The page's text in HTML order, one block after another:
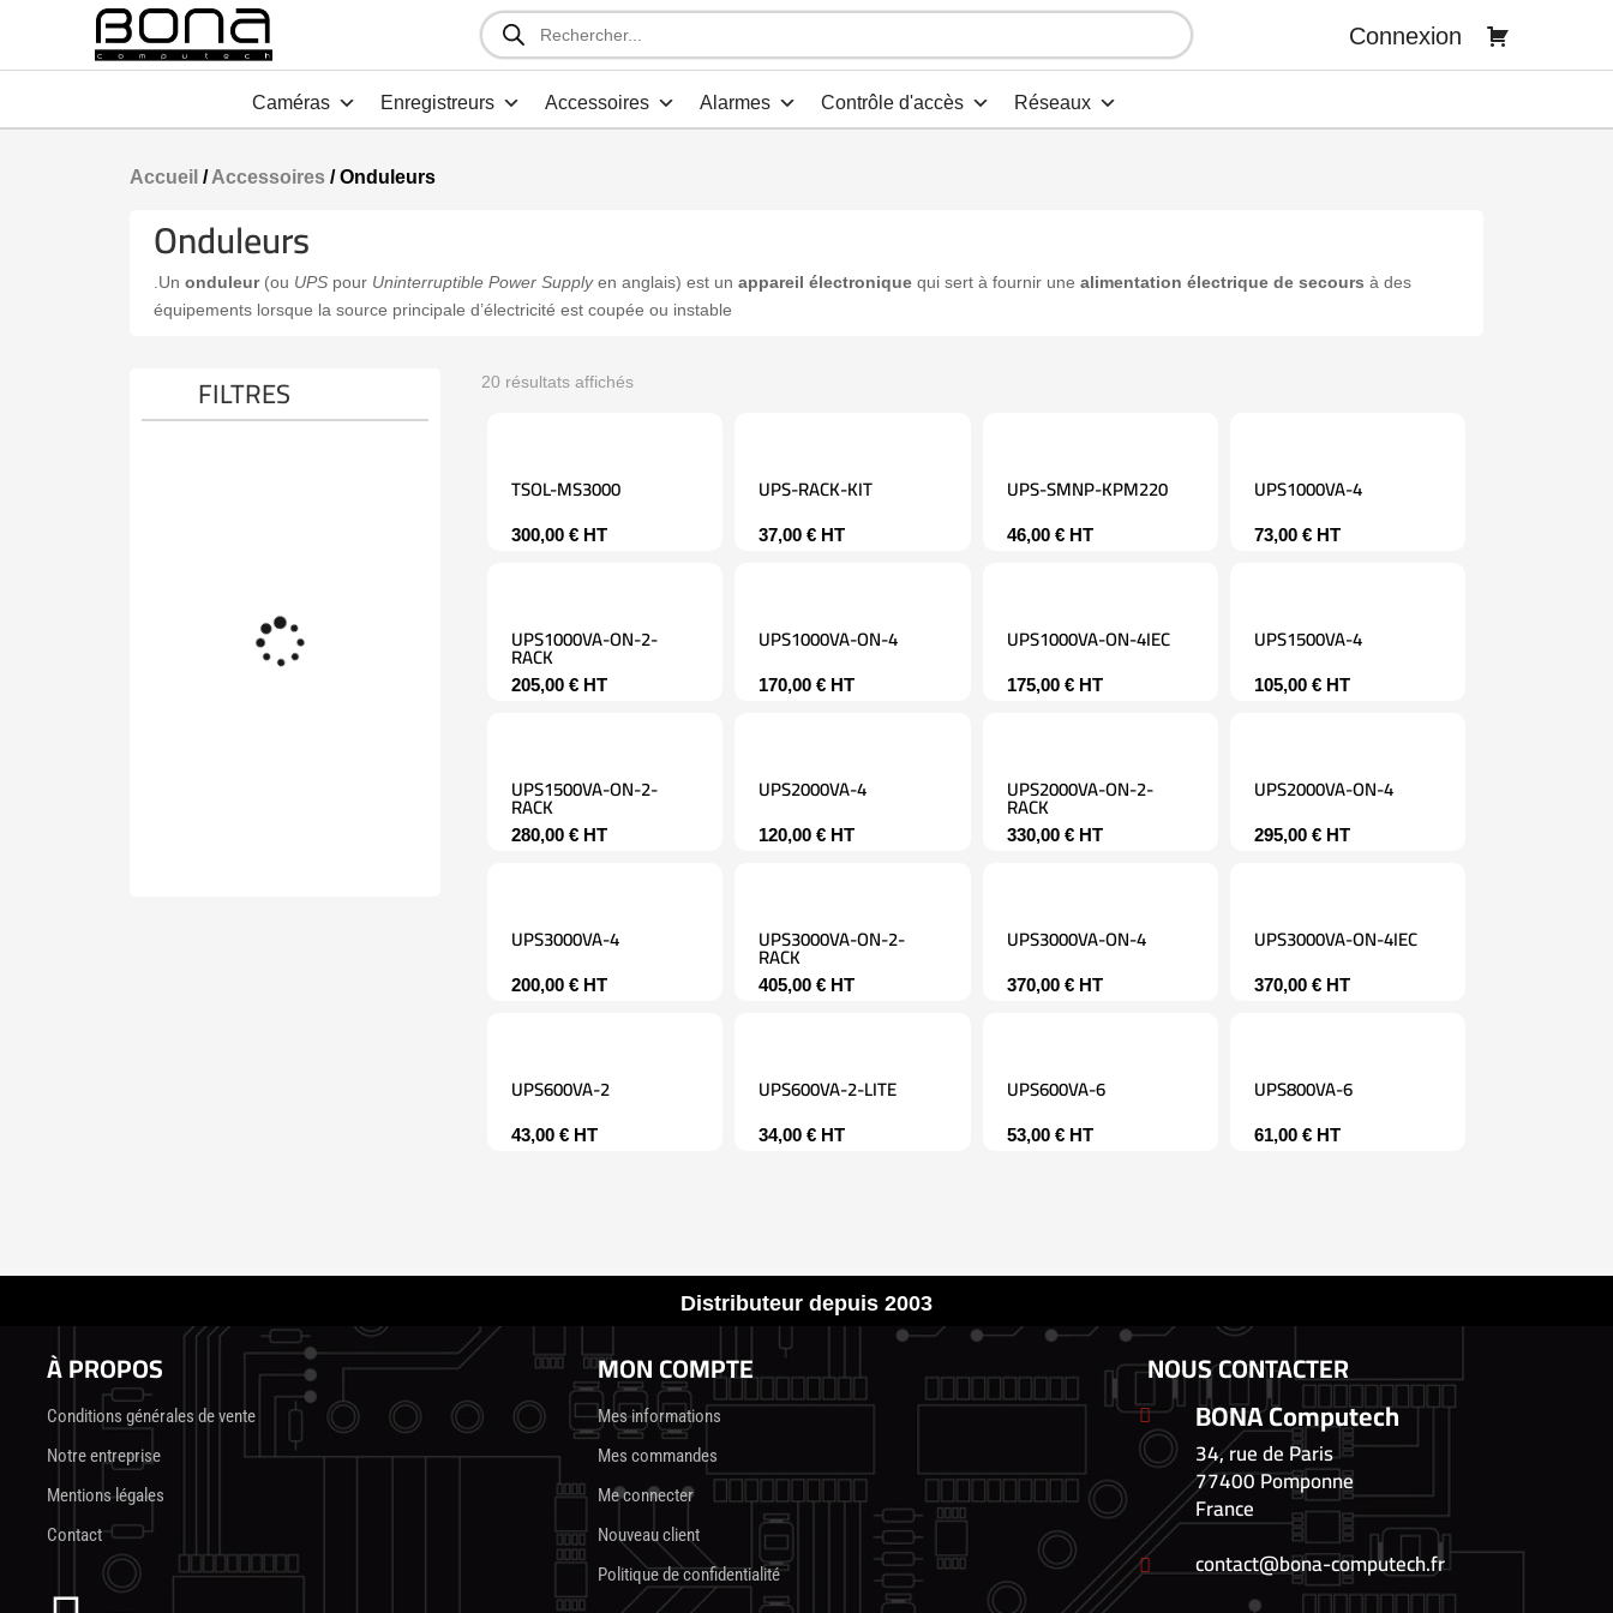
Recherche
de
produits
Connexion
Caméras Enregistreurs Accessoires Alarmes Contrôle d'accès Réseaux
Accueil /Accessoires/ Onduleurs
Onduleurs
.Un onduleur(ou UPSpour Uninterruptible Power Supplyen anglais) est un appareil électroniquequi sert à fournir une alimentation électrique de secours à des
équipements lorsque la source principale d’électricité est coupée ou instable
FILTRES 20 résultats affichés
TSOL-MS3000
300,00€ HT
UPS-RACK-KIT
37,00€ HT
UPS-SMNP-KPM220
46,00 € HT
UPS1000VA-4
73,00 € HT
UPS1000VA-ON-2-
RACK
205,00€ HT
UPS1000VA-ON-4
170,00€ HT
UPS1000VA-ON-4IEC
175,00 € HT
UPS1500VA-4
105,00 € HT
UPS1500VA-ON-2-
RACK
280,00€ HT
UPS2000VA-4
120,00€ HT
UPS2000VA-ON-2-
RACK
330,00 € HT
UPS2000VA-ON-4
295,00 € HT
UPS3000VA-4
200,00€ HT
UPS3000VA-ON-2-
RACK
405,00€ HT
UPS3000VA-ON-4
370,00 € HT
UPS3000VA-ON-4IEC
370,00 € HT
UPS600VA-2
43,00€ HT
UPS600VA-2-LITE
34,00€ HT
UPS600VA-6
53,00 € HT
UPS800VA-6
61,00 € HT
Distributeur depuis 2003
À PROPOS
Conditions générales de vente
Notre entreprise
Mentions légales
Contact
MON COMPTE
Mes informations
Mes commandes
Me connecter
Nouveau client
Politique de confidentialité
NOUS CONTACTER
 BONA Computech
34, rue de Paris
77400 Pomponne
France

contact@bona-computech.fr